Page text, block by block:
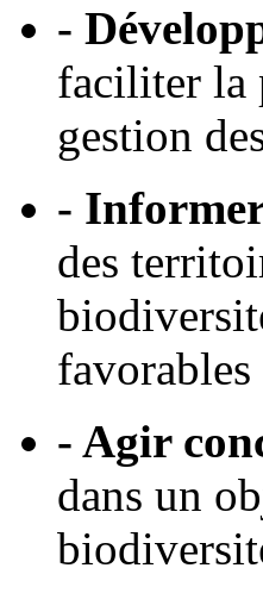
-
faciliter la
gestion
-
des
favorables
- Agir
dans un